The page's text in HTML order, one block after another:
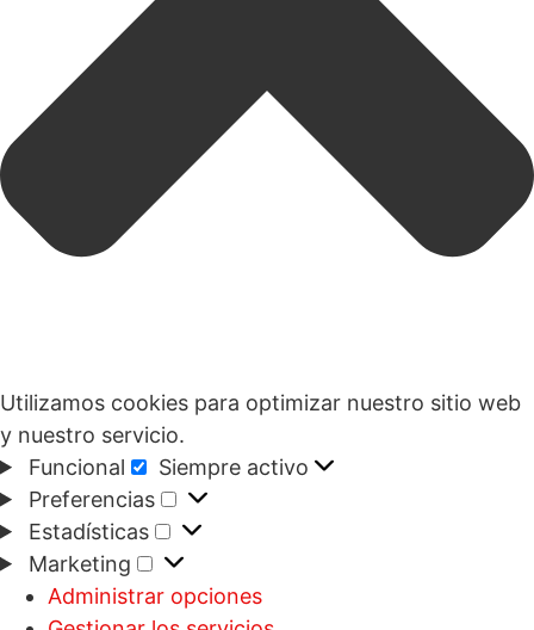
Utilizamos cookies para optimizar nuestro sitio web
y nuestro servicio.
Funcional
Funcional
Siempre activo
Preferencias
Preferencias
Estadísticas
Estadísticas
Marketing
Marketing
Administrar opciones